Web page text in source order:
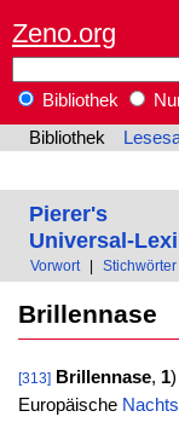
Zeno.org
Bibliothek
Bibliothek
Pierer's
Universal-
Vorwort Stichwörter
Brillennase
[313] Brillennase, 1)
Europäische